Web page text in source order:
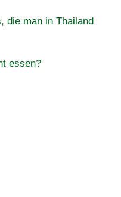
die man in Thailand
essen?